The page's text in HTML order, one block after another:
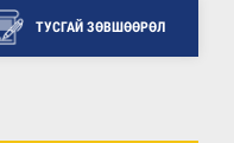
ТУСГАЙ ЗӨВШӨӨРӨЛ